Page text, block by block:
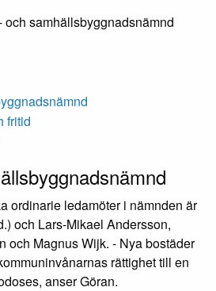
och samhällsbyggnadsnämnd
fritid
ordinarie ledamöter i nämnden är
och Lars-Mikael Andersson,
och Magnus Wijk. - Nya bostäder
rättighet till en
anser Göran.